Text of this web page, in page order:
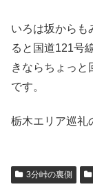
いろは坂からも
ると国道121号
きならちょっと
です。
栃木エリア巡礼
3分峠の裏側